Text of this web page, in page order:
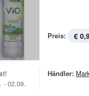
Preis: €
- 02.09.
Händler: